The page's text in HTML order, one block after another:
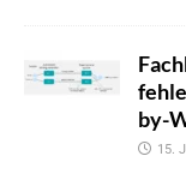
by-
15.